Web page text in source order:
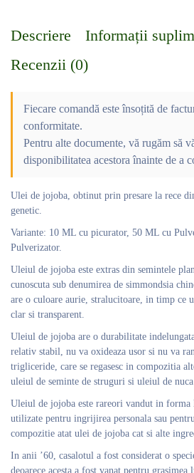
Descriere
Informații
Recenzii (0)
Fiecare comandă este însoțită de
conformitate.
Pentru alte documente, vă rugăm să
disponibilitatea acestora înainte de a
Ulei de jojoba, obtinut prin presare la rece
genetic.
Variante: 10 ML cu picurator, 50 ML cu
Pulverizator.
Uleiul de jojoba este extras din semintele
cunoscuta sub denumirea de simmondsia
are o culoare aurie, stralucitoare, in timp ce
clar si transparent.
Uleiul de jojoba are o durabilitate
relativ stabil, nu va oxideaza usor si nu va
trigliceride, care se regasesc in compozitia
uleiul de seminte de struguri si uleiul de nuca
Uleiul de jojoba este rareori vandut in
utilizate pentru ingrijirea personala sau
compozitie atat ulei de jojoba cat si alte
In anii ’60, casalotul a fost considerat o
deoarece acesta a fost vanat pentru